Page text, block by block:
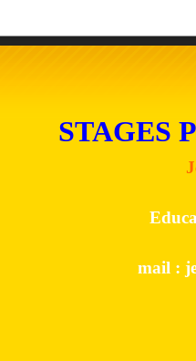
STAGES
mail :